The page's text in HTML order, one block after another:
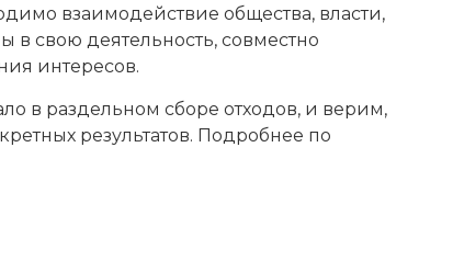
взаимодействие общества, власти,
в свою деятельность, совместно
интересов.
в раздельном сборе отходов, и верим,
результатов. Подробнее по